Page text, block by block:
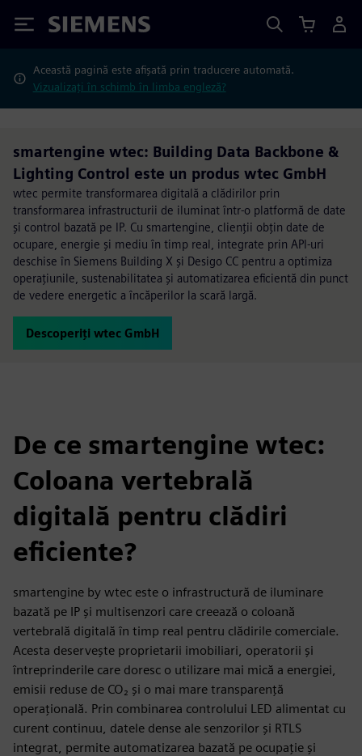
Siemens
Această pagină este afișată prin traducere automată.
Vizualizați în schimb în limba engleză?
smartengine wtec: Building Data Backbone &
Lighting Control este un produs wtec GmbH
wtec permite transformarea digitală a clădirilor prin
transformarea infrastructurii de iluminat într-o platformă de date
și control bazată pe IP. Cu smartengine, clienții obțin date de
ocupare, energie și mediu în timp real, integrate prin API-uri
deschise în Siemens Building X și Desigo CC pentru a optimiza
operațiunile, sustenabilitatea și automatizarea eficientă din punct
de vedere energetic a încăperilor la scară largă.
Descoperiți wtec GmbH
De ce smartengine wtec:
Coloana vertebrală
digitală pentru clădiri
eficiente?
smartengine by wtec este o infrastructură de iluminare
bazată pe IP și multisenzori care creează o coloană
vertebrală digitală în timp real pentru clădirile comerciale.
Acesta deservește proprietarii imobiliari, operatorii și
întreprinderile care doresc o utilizare mai mică a energiei,
emisii reduse de CO₂ și o mai mare transparență
operațională. Prin combinarea controlului LED alimentat cu
curent continuu, datele dense ale senzorilor și RTLS
integrat, permite automatizarea bazată pe ocupație și